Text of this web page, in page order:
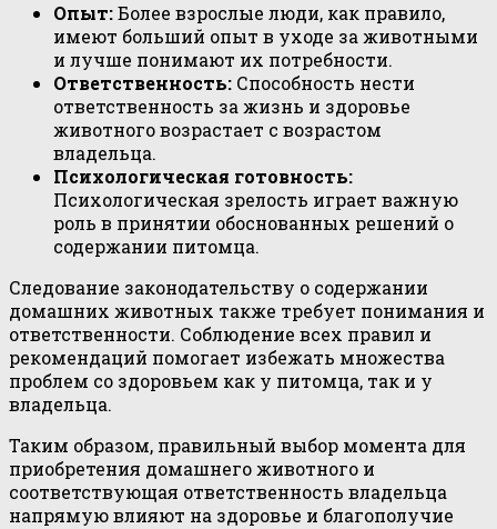
Опыт:Более взрослые люди, как правило,
имеют больший опыт в уходе за животными
и лучше понимают их потребности.
Ответственность: Способность нести
ответственность за жизнь и здоровье
животного возрастает с возрастом
владельца.
Психологическая готовность:
Психологическая зрелость играет важную
роль в принятии обоснованных решений о
содержании питомца.
Следование законодательству о содержании
домашних животных также требует понимания и
ответственности. Соблюдение всех правил и
рекомендаций помогает избежать множества
проблем со здоровьем как у питомца, так и у
владельца.
Таким образом, правильный выбор момента для
приобретения домашнего животного и
соответствующая ответственность владельца
напрямую влияют на здоровье и благополучие